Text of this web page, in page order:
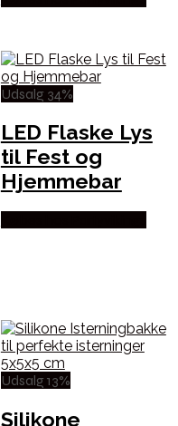
Udsalg 34%
LED Flaske Lys
til Fest og
Hjemmebar
Udsalg 13%
Silikone